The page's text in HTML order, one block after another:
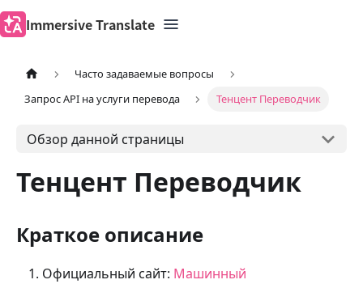
Immersive Translate
Часто задаваемые вопросы
Запрос API на услуги перевода
Тенцент Переводчик
Обзор данной страницы
Тенцент Переводчик
Краткое описание
Официальный сайт: Машинный